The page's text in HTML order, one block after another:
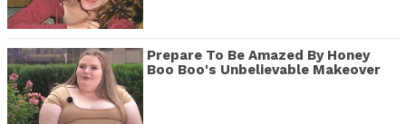
Prepare To Be Amazed By Honey
Boo Boo's Unbelievable Makeover